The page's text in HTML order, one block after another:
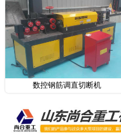
数控钢筋调直切断机